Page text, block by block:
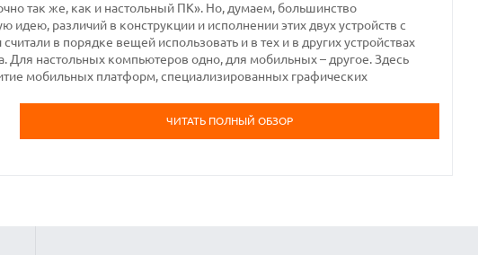
так же, как и настольный ПК». Но, думаем, большинство
идею, различий в конструкции и исполнении этих двух устройств с
в порядке вещей использовать и в тех и в других устройствах
Для настольных компьютеров одно, для мобильных – другое. Здесь
мобильных платформ, специализированных графических
ЧИТАТЬ ПОЛНЫЙ ОБЗОР